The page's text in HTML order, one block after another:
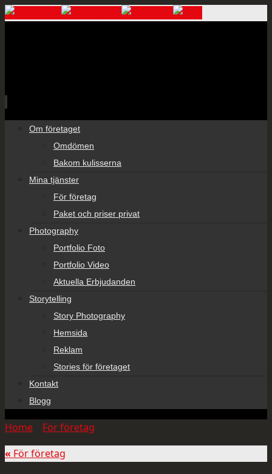
Om företaget
Omdömen
Bakom kulisserna
Mina tjänster
För företag
Paket och priser privat
Photography
Portfolio Foto
Portfolio Video
Aktuella Erbjudanden
Storytelling
Story Photography
Hemsida
Reklam
Stories för företaget
Kontakt
Blogg
Home För företag
« För företag